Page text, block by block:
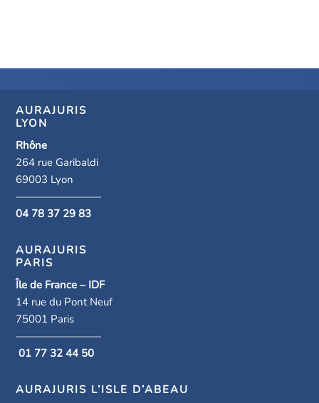
AURAJURIS
LYON
Rhône
264 rue Garibaldi
69003 Lyon
————————
04 78 37 29 83
AURAJURIS
PARIS
Île de France – IDF
14 rue du Pont Neuf
75001 Paris
————————
01 77 32 44 50
AURAJURIS L’ISLE D’ABEAU